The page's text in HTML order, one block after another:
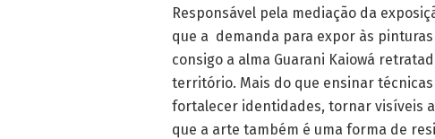
Responsável pela mediação da
que a demanda para expor às
consigo a alma Guarani Kaiowá
território. Mais do que ensinar
fortalecer identidades, tornar visíveis
que a arte também é uma forma de